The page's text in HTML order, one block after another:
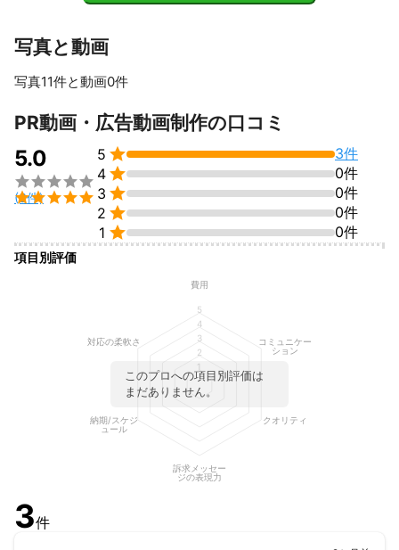
写真と動画
写真11件と動画0件
すべて見る
PR動画・広告動画制作の口コミ
5.0


(3件)
5 
3件
4 
0件
3 
0件
2 
0件
1  0件
項目別評価
このプロへの項目別評価は
まだありません。
費用
コミュニケー
ション
クオリティ
訴求メッセー
ジの表現力
納期/スケジ
ュール
対応の柔軟さ
1
2
3
4
5
3件